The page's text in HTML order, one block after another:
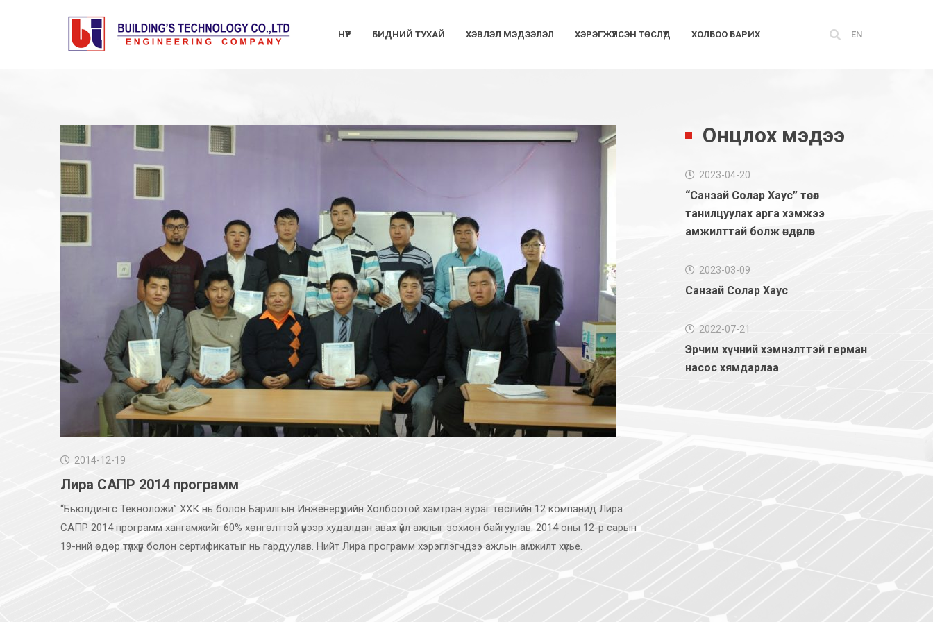
НҮҮР БИДНИЙ ТУХАЙ ХЭВЛЭЛ МЭДЭЭЛЭЛ ХЭРЭГЖҮҮЛСЭН ТӨСЛҮҮД ХОЛБОО БАРИХ EN
2014-12-19
Лира САПР 2014 программ
“Бьюлдингс Текноложи” ХХК нь болон Барилгын Инженерүүдийн Холбоотой хамтран зураг төслийн 12 компанид Лира
САПР 2014 программ хангамжийг 60% хөнгөлттэй үнээр худалдан авах үйл ажлыг зохион байгуулав. 2014 оны 12-р сарын
19-ний өдөр түлхүүр болон сертификатыг нь гардуулав. Нийт Лира программ хэрэглэгчдээ ажлын амжилт хүсье.
Онцлох мэдээ
2023-04-20
“Санзай Солар Хаус” төсөл
танилцуулах арга хэмжээ
амжилттай болж өндөрлөв
2023-03-09
Санзай Солар Хаус
2022-07-21
Эрчим хүчний хэмнэлттэй герман
насос хямдарлаа